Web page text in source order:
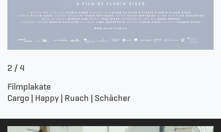
3 / 4
Filmplakate
Cargo | Happy | Ruach | Schächer